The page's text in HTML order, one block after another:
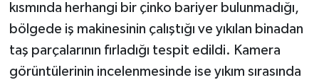
kısmında herhangi bir çinko bariyer bulunmadığı,
bölgede iş makinesinin çalıştığı ve yıkılan binadan
taş parçalarının fırladığı tespit edildi. Kamera
görüntülerinin incelenmesinde ise yıkım sırasında